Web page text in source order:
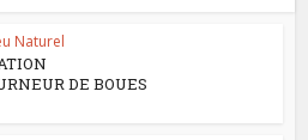
Naturel
DE BOUES